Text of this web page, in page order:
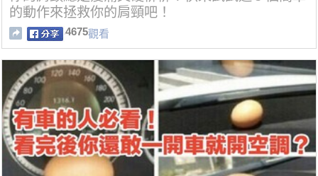
的動作來拯救你的肩頸吧！
4675觀看